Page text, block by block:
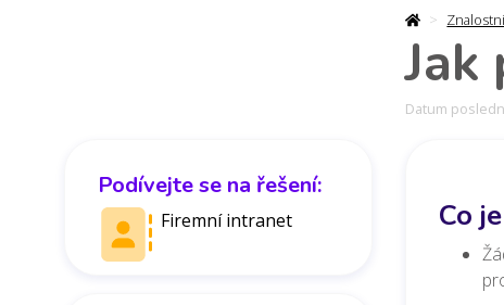
Datum
Podívejte se na řešení:
Firemní intranet Co